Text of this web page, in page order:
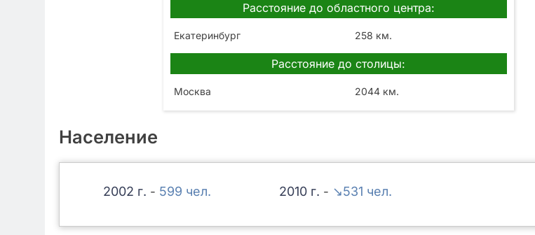
Расстояние до областного центра:
Екатеринбург 258 км.
Расстояние до столицы:
Москва 2044 км.
Население
2002 - 599 2010 - ↘531